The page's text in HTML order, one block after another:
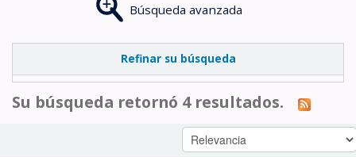
Búsqueda avanzada
Refinar su búsqueda
Su búsqueda retornó 4 resultados.